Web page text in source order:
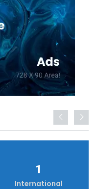
1
International